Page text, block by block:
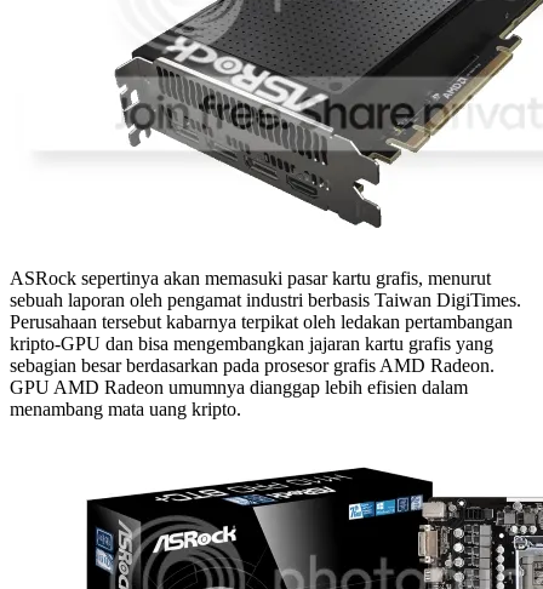
ASRock sepertinya akan memasuki pasar kartu grafis, menurut
sebuah laporan oleh pengamat industri berbasis Taiwan DigiTimes.
Perusahaan tersebut kabarnya terpikat oleh ledakan pertambangan
kripto-GPU dan bisa mengembangkan jajaran kartu grafis yang
sebagian besar berdasarkan pada prosesor grafis AMD Radeon.
GPU AMD Radeon umumnya dianggap lebih efisien dalam
menambang mata uang kripto.